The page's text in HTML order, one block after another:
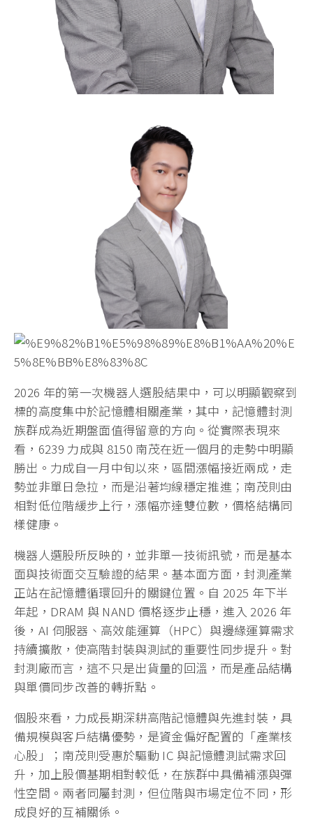
2026 年的第一次機器人選股結果中，可以明顯觀察到
標的高度集中於記憶體相關產業，其中，記憶體封測
族群成為近期盤面值得留意的方向。從實際表現來
看，6239 力成與 8150 南茂在近一個月的走勢中明顯
勝出。力成自一月中旬以來，區間漲幅接近兩成，走
勢並非單日急拉，而是沿著均線穩定推進；南茂則由
相對低位階緩步上行，漲幅亦達雙位數，價格結構同
樣健康。
機器人選股所反映的，並非單一技術訊號，而是基本
面與技術面交互驗證的結果。基本面方面，封測產業
正站在記憶體循環回升的關鍵位置。自 2025 年下半
年起，DRAM 與 NAND 價格逐步止穩，進入 2026 年
後，AI 伺服器、高效能運算（HPC）與邊緣運算需求
持續擴散，使高階封裝與測試的重要性同步提升。對
封測廠而言，這不只是出貨量的回溫，而是產品結構
與單價同步改善的轉折點。
個股來看，力成長期深耕高階記憶體與先進封裝，具
備規模與客戶結構優勢，是資金偏好配置的「產業核
心股」；南茂則受惠於驅動 IC 與記憶體測試需求回
升，加上股價基期相對較低，在族群中具備補漲與彈
性空間。兩者同屬封測，但位階與市場定位不同，形
成良好的互補關係。